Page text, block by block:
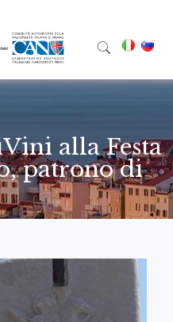
alla Festa
patrono di